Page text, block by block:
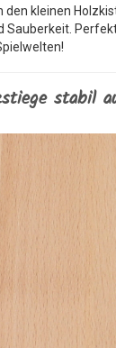
den kleinen
Sauberkeit.
stabil